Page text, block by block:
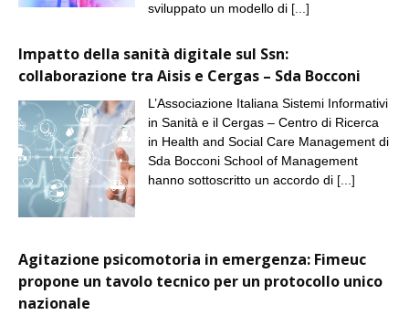
sviluppato un modello di [...]
Impatto della sanità digitale sul Ssn:
collaborazione tra Aisis e Cergas – Sda Bocconi
L’Associazione Italiana Sistemi Informativi
in Sanità e il Cergas – Centro di Ricerca
in Health and Social Care Management di
Sda Bocconi School of Management
hanno sottoscritto un accordo di [...]
Agitazione psicomotoria in emergenza: Fimeuc
propone un tavolo tecnico per un protocollo unico
nazionale